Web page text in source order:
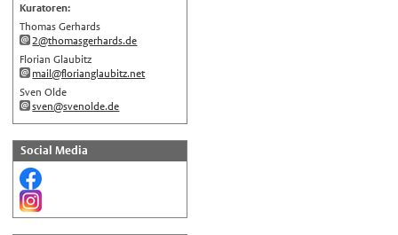
Русский
中文
Automatische Übersetzung, ohne
Gewähr auf Richtigkeit.
Kuratoren:
Thomas Gerhards
2@thomasgerhards.de
Florian Glaubitz
mail@florianglaubitz.net
Sven Olde
sven@svenolde.de
Social Media